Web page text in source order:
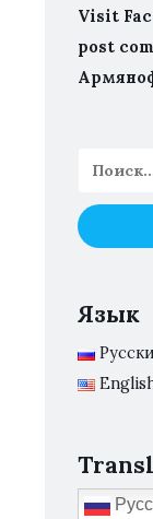
Visit
post
Язык